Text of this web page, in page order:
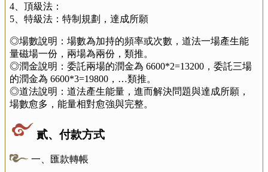
4、頂級法：
5、特級法：特制規劃，達成所願
◎場數說明：場數為加持的頻率或次數，道法一場產生能
量磁場一份，兩場為兩份，類推。
◎潤金說明：委託兩場的潤金為 6600*2=13200，委託三場
的潤金為 6600*3=19800，…類推。
◎道法說明：道法產生能量，進而解決問題與達成所願，
場數愈多，能量相對愈強與完整。
貳、付款方式
一、匯款轉帳